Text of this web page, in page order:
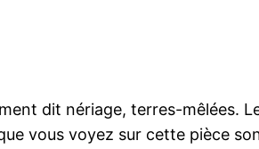
dit nériage, terres-mêlées.
vous voyez sur cette pièce